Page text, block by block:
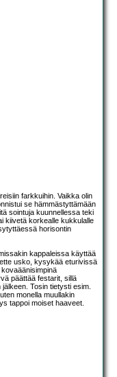
farkkuihin. Vaikka olin
se hämmästyttämään
sointuja kuunnellessa teki
kiivetä korkealle kukkulalle
horisontin
kappaleissa käyttää
usko, kysykää eturivissä
kovaäänisimpinä
päättää festarit, sillä
Tosin tietysti esim.
monella muullakin
tappoi moiset haaveet.